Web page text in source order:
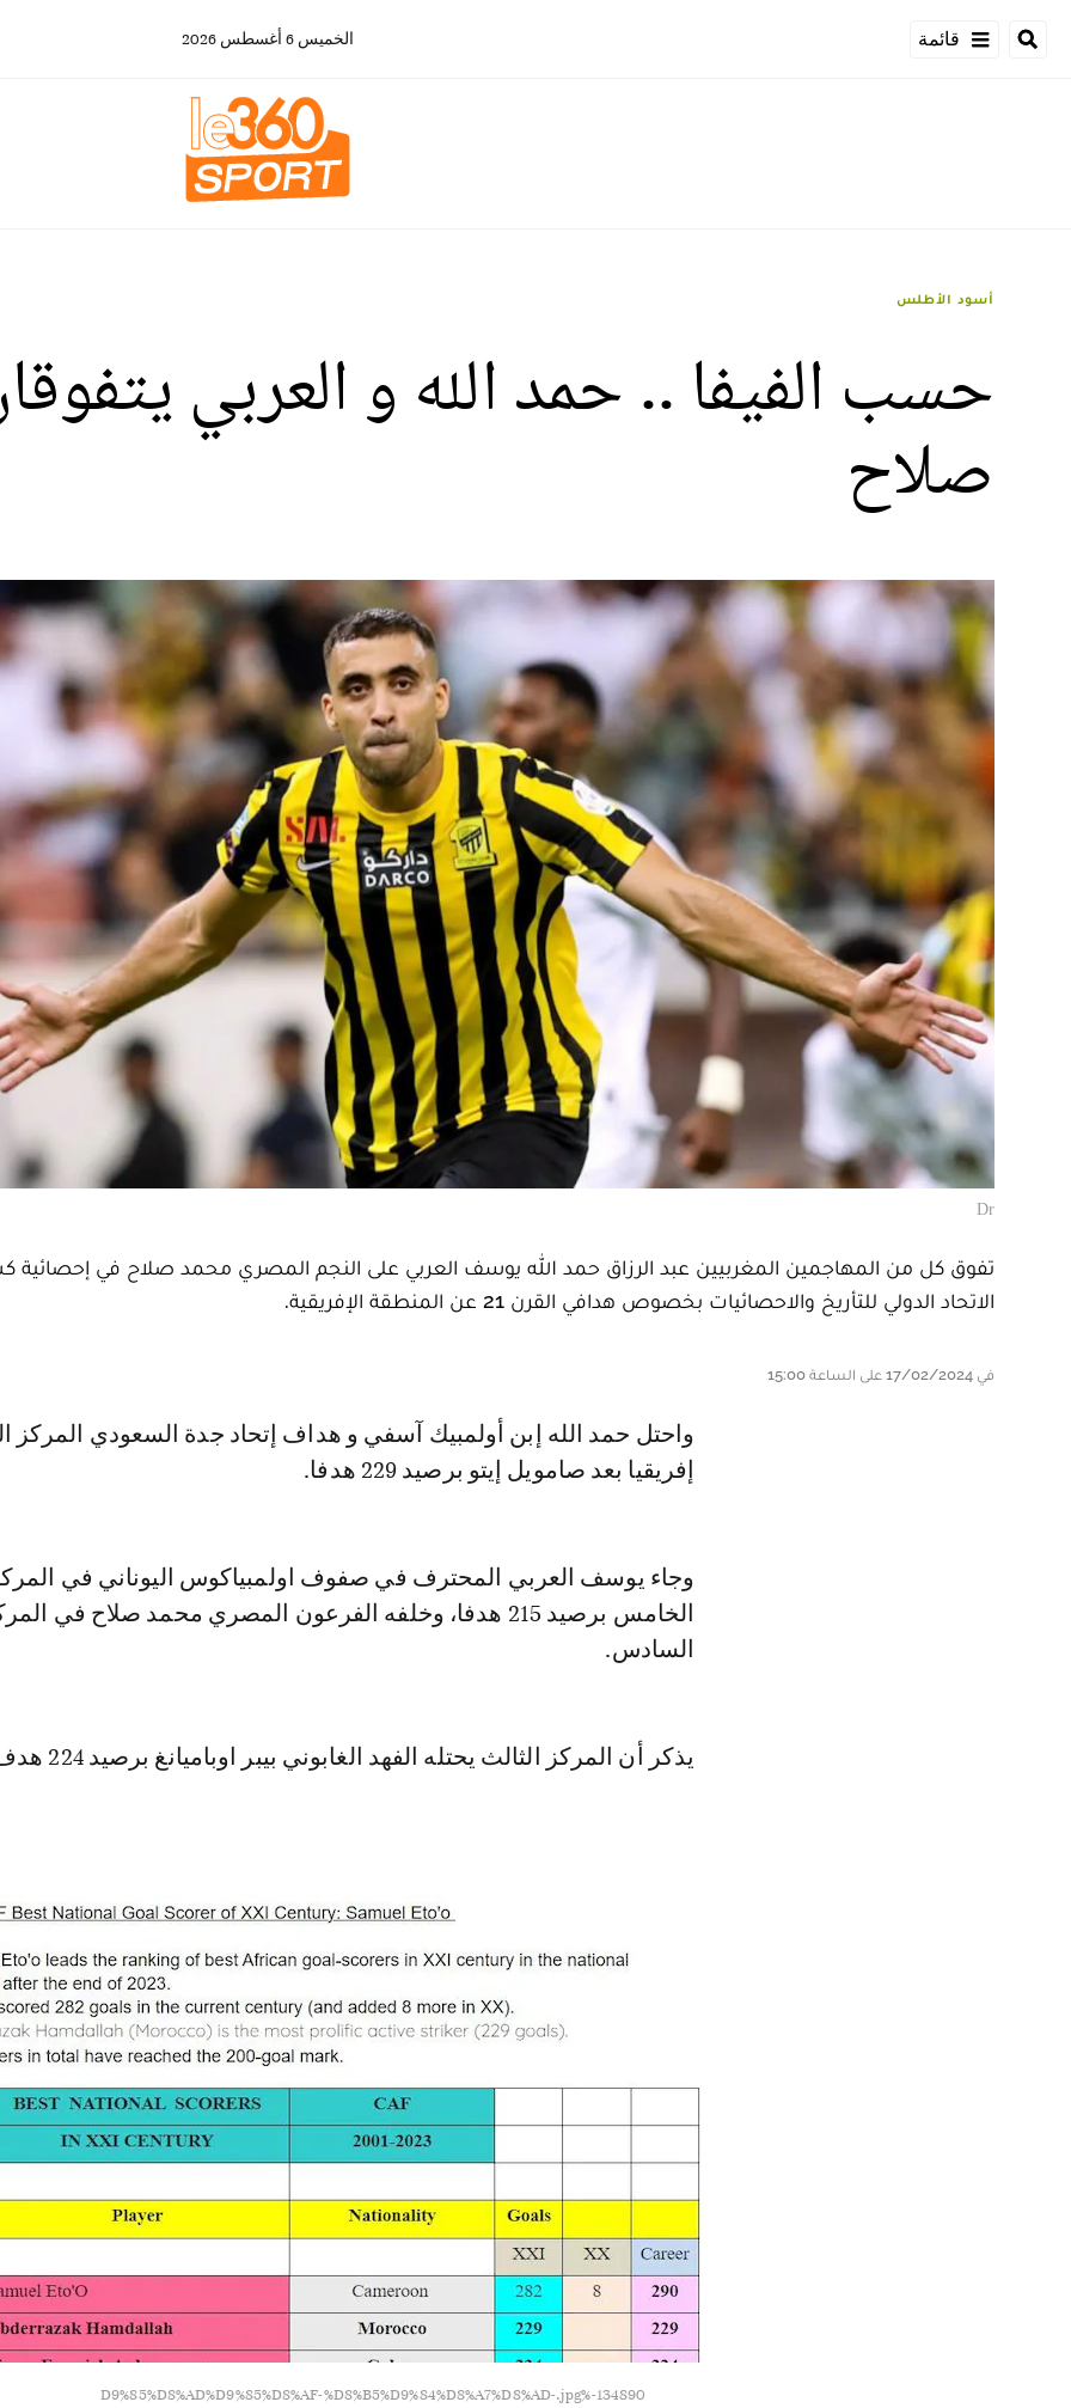
قائمة الخميس 6 أغسطس 2026
أسود الأطلس
حسب الفيفا .. حمد الله و العربي
صلاح
Dr
تفوق كل من المهاجمين المغربيين عبد الرزاق حمد الله يوسف العربي على النجم المصري محمد صلاح في
الاتحاد الدولي للتأريخ والاحصائيات بخصوص هدافي القرن 21 عن المنطقة الإفريقية.
في 17/02/2024 على الساعة 15:00
واحتل حمد الله إبن أولمبيك آسفي و هداف إتحاد جدة السعودي المركز الثاني
إفريقيا بعد صامويل إيتو برصيد 229 هدفا.
وجاء يوسف العربي المحترف في صفوف اولمبياكوس اليوناني في
الخامس برصيد 215 هدفا، وخلفه الفرعون المصري محمد صلاح في
السادس.
يذكر أن المركز الثالث يحتله الفهد الغابوني بيبر اوباميانغ برصيد 224 هدف.
134890-%D9%85%D8%AD%D9%85%D8%AF-%D8%B5%D9%84%D8%A7%D8%AD-.jpg